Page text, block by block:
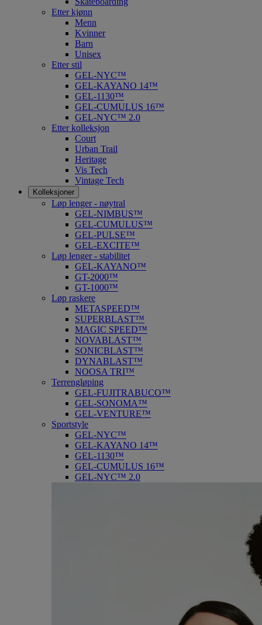
Etter kjønn
Menn
Kvinner
Barn
Unisex
Etter stil
GEL-NYC™
GEL-KAYANO 14™
GEL-1130™
GEL-CUMULUS 16™
GEL-NYC™ 2.0
Etter kolleksjon
Court
Urban Trail
Heritage
Vis Tech
Vintage Tech
Kolleksjoner
Løp lenger - nøytral
GEL-NIMBUS™
GEL-CUMULUS™
GEL-PULSE™
GEL-EXCITE™
Løp lenger - stabilitet
GEL-KAYANO™
GT-2000™
GT-1000™
Løp raskere
METASPEED™
SUPERBLAST™
MAGIC SPEED™
NOVABLAST™
SONICBLAST™
DYNABLAST™
NOOSA TRI™
Terrengløping
GEL-FUJITRABUCO™
GEL-SONOMA™
GEL-VENTURE™
Sportstyle
GEL-NYC™
GEL-KAYANO 14™
GEL-1130™
GEL-CUMULUS 16™
GEL-NYC™ 2.0